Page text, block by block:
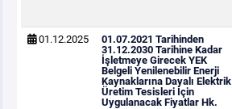
01.12.2025
01.07.2021 Tarihinden
31.12.2030 Tarihine Kadar
İşletmeye Girecek YEK
Belgeli Yenilenebilir Enerji
Kaynaklarına Dayalı Elektrik
Üretim Tesisleri İçin
Uygulanacak Fiyatlar Hk.